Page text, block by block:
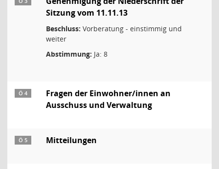
Sitzung vom 11.11.13
Beschluss: Vorberatung - einstimmig und
weiter
Abstimmung: Ja: 8
Ö 4
Fragen der Einwohner/innen an
Ausschuss und Verwaltung
Ö 5 Mitteilungen